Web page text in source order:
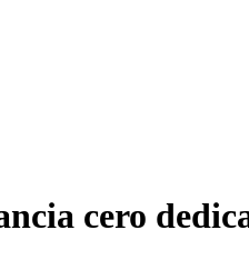
cero